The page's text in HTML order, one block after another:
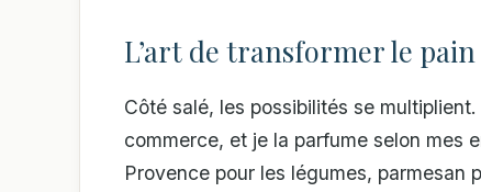
L’art de transformer le pain
Côté salé, les possibilités se
commerce, et je la parfume selon mes
Provence pour les légumes, parmesan